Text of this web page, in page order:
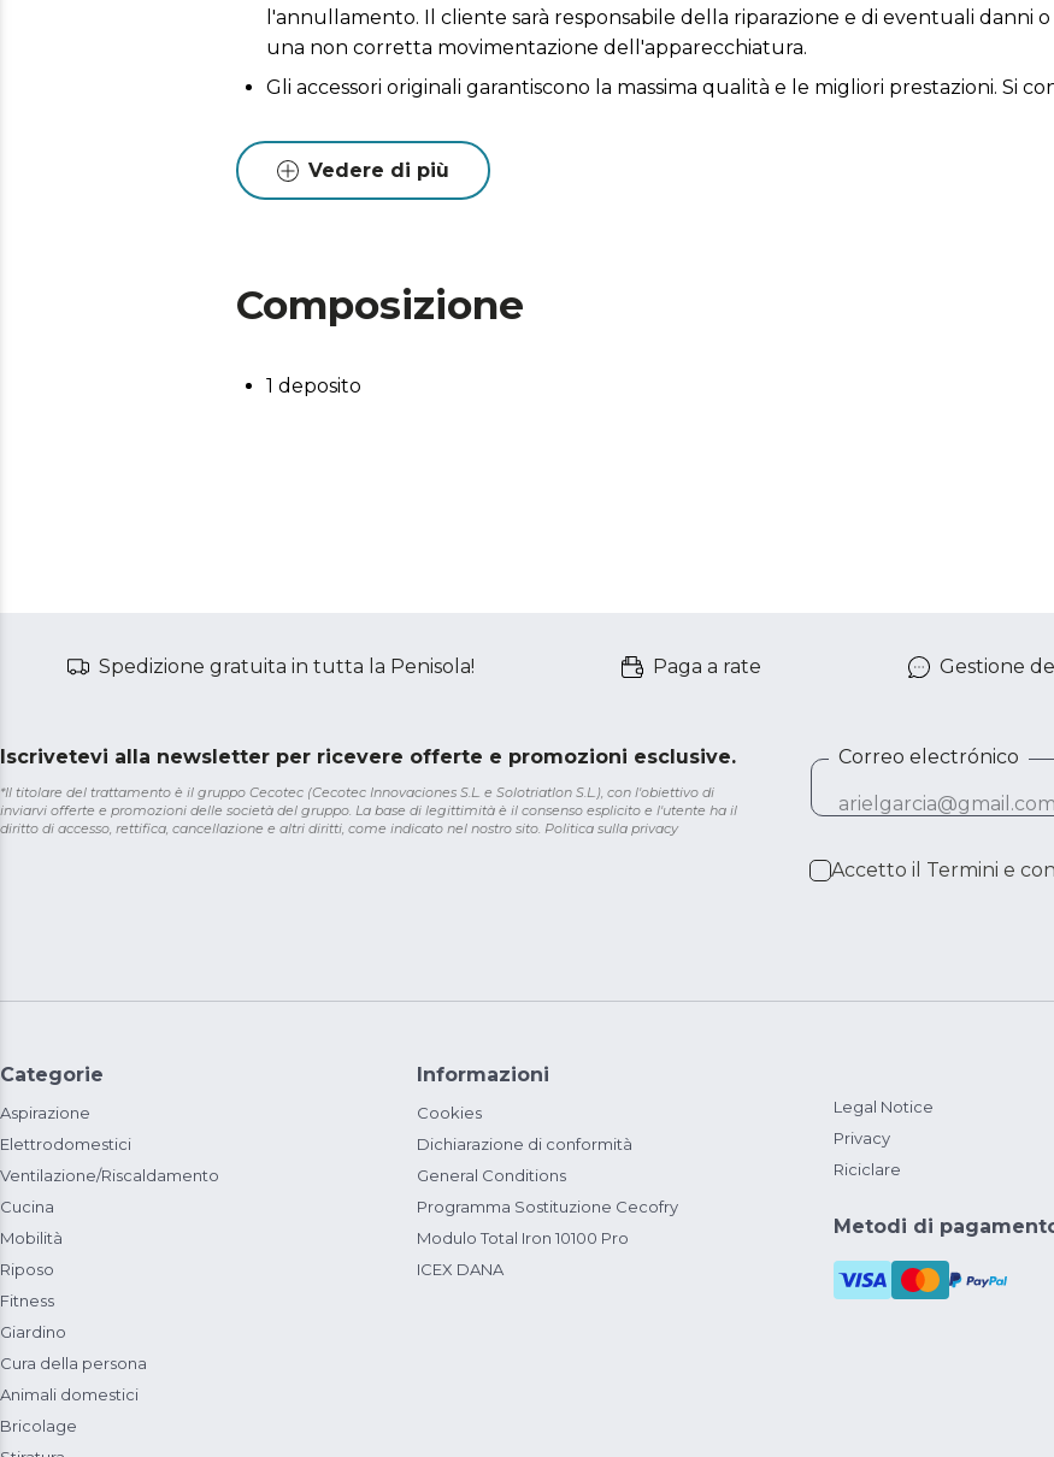
l'annullamento. Il cliente sarà responsabile della riparazione e di eventuali danni
una non corretta movimentazione dell'apparecchiatura.
Gli accessori originali garantiscono la massima qualità e le migliori prestazioni. Si
Vedere di più
Composizione
1 deposito
Spedizione gratuita in tutta la Penisola! Paga a rate Gestione
Iscrivetevi alla newsletter per ricevere offerte e promozioni esclusive.
*Il titolare del trattamento è il gruppo Cecotec (Cecotec Innovaciones S.L. e Solotriatlon S.L.), con l'obiettivo di
inviarvi offerte e promozioni delle società del gruppo. La base di legittimità è il consenso esplicito e l'utente ha il
diritto di accesso, rettifica, cancellazione e altri diritti, come indicato nel nostro sito. Politica sulla privacy
Correo electrónico
Accetto il Termini e
Categorie
Aspirazione
Elettrodomestici
Ventilazione/Riscaldamento
Cucina
Mobilità
Riposo
Fitness
Giardino
Cura della persona
Animali domestici
Bricolage
Informazioni
Cookies
Dichiarazione di conformità
General Conditions
Programma Sostituzione Cecofry
Modulo Total Iron 10100 Pro
ICEX DANA
Legal Notice
Privacy
Riciclare
Metodi di